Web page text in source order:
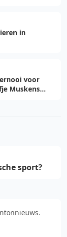
in
voor
Muskens
sport?